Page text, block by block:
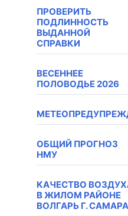
ПРОВЕРИТЬ
ПОДЛИННОСТЬ
ВЫДАННОЙ
СПРАВКИ
ВЕСЕННЕЕ
ПОЛОВОДЬЕ 2026
ОБЩИЙ ПРОГНОЗ
НМУ
КАЧЕСТВО
В ЖИЛОМ РАЙОНЕ
ВОЛГАРЬ Г. САМАРА